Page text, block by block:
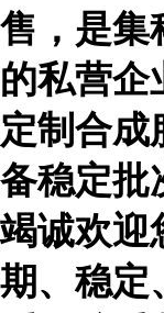
售，是集
的私营企
定制合成
备稳定批
竭诚欢迎
期、稳定